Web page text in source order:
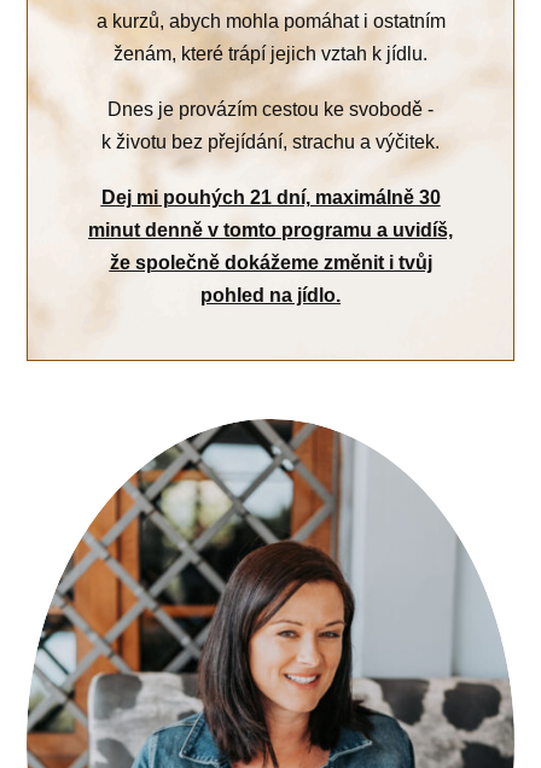
a kurzů, abych mohla pomáhat i ostatním
ženám, které trápí jejich vztah k jídlu.
Dnes je provázím cestou ke svobodě -
k životu bez přejídání, strachu a výčitek.
Dej mi pouhých 21 dní, maximálně 30
minut denně v tomto programu a uvidíš,
že společně dokážeme změnit i tvůj
pohled na jídlo.